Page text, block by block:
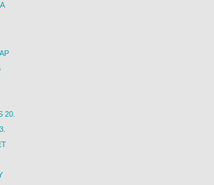
20.